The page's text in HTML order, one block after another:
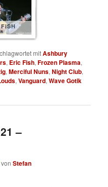
mitAshbury
, Eric Fish,Frozen Plasma,
,Merciful Nuns,Night Club,
,Vanguard,Wave Gotik
–
vonStefan